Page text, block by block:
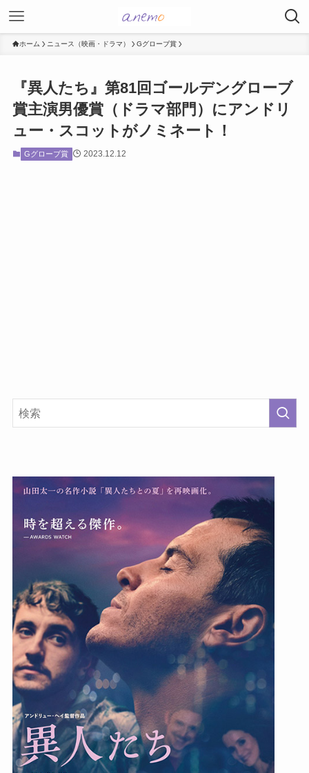
ホーム ニュース（映画・ドラマ） Gグローブ賞
『異人たち』第81回ゴールデングローブ
賞主演男優賞（ドラマ部門）にアンドリ
ュー・スコットがノミネート！
Gグローブ賞 2023.12.12